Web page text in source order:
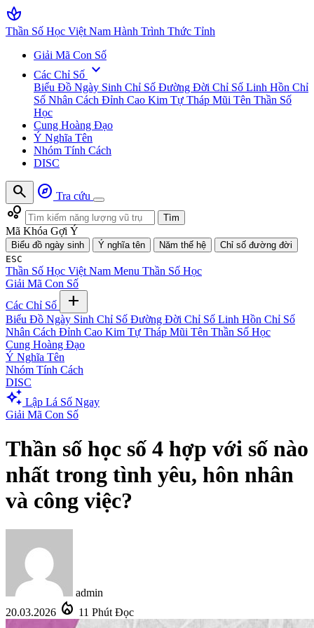
spa
Thần Số Học Việt Nam Hành Trình Thức Tỉnh
Giải Mã Con Số
Các Chỉ Số expand_more
Biểu Đồ Ngày Sinh Chỉ Số Đường Đời Chỉ Số Linh Hồn Chỉ
Số Nhân Cách Đỉnh Cao Kim Tự Tháp Mũi Tên Thần Số
Học
Cung Hoàng Đạo
Ý Nghĩa Tên
Nhóm Tính Cách
DISC
search explore Tra cứu
bubble_chart Tìm
Mã Khóa Gợi Ý
Biểu đồ ngày sinh Ý nghĩa tên Năm thế hệ
Chỉ số đường đời
ESC
Thần Số Học Việt Nam Menu Thần Số Học
Giải Mã Con Số
Các Chỉ Số
add
Biểu Đồ Ngày Sinh Chỉ Số Đường Đời Chỉ Số Linh Hồn Chỉ Số
Nhân Cách Đỉnh Cao Kim Tự Tháp Mũi Tên Thần Số Học
Cung Hoàng Đạo
Ý Nghĩa Tên
Nhóm Tính Cách
DISC
auto_awesome Lập Lá Số Ngay
Giải Mã Con Số
Thần số học số 4 hợp với số nào
nhất trong tình yêu, hôn nhân
và công việc?
admin
20.03.2026 local_fire_department 11 Phút Đọc